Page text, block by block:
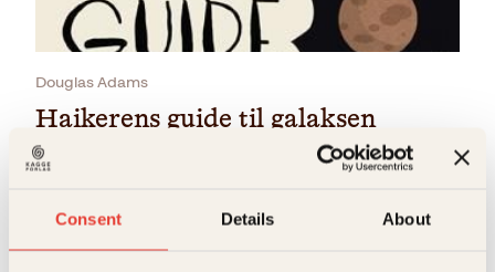
Consent Details About
Douglas Adams
Haikerens guide til galaksen
Pocket